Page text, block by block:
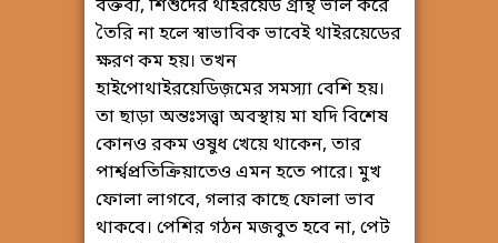
বক্তব্য, শিশুদের থাইরয়েড গ্রন্থি ভাল করে
তৈরি না হলে স্বাভাবিক ভাবেই থাইরয়েডের
ক্ষরণ কম হয়। তখন
হাইপোথাইরয়েডিজ়মের সমস্যা বেশি হয়।
তা ছাড়া অন্তঃসত্ত্বা অবস্থায় মা যদি বিশেষ
কোনও রকম ওষুধ খেয়ে থাকেন, তার
পার্শ্বপ্রতিক্রিয়াতেও এমন হতে পারে। মুখ
ফোলা লাগবে, গলার কাছে ফোলা ভাব
থাকবে। পেশির গঠন মজবুত হবে না, পেট